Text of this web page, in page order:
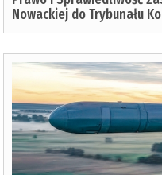
Nowackiej do Trybunału